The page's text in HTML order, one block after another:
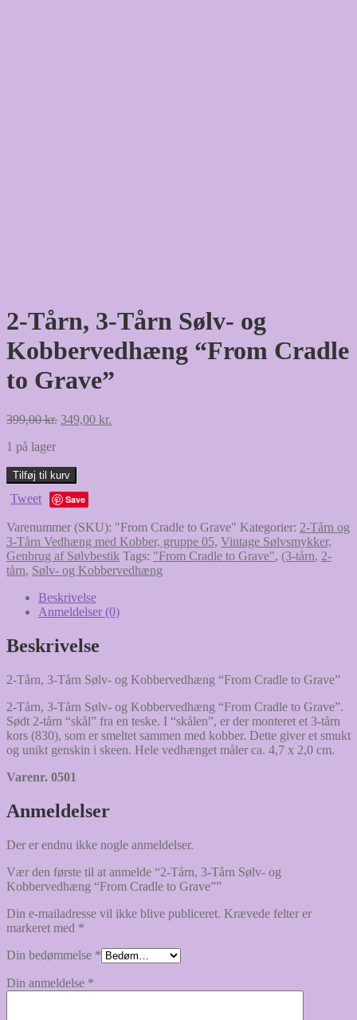
2-Tårn, 3-Tårn Sølv- og
Kobbervedhæng “From Cradle
to Grave”
399,00kr. Den
399,00 kr..
349,00 kr.
1 på lager
2-
Tårn,
3-
Sølv-
og
Kobbervedhæng
"From
Grave"
Tilføj til kurv
Tweet Save
Varenummer (SKU): "From Cradle to Grave" Kategorier: 2-Tårn og
3-Tårn Vedhæng med Kobber, gruppe 05, Vintage Sølvsmykker,
Genbrug af Sølvbestik Tags: "From Cradle to Grave", (3-tårn, 2-
tårn, Sølv- og Kobbervedhæng
Beskrivelse
Anmeldelser (0)
Beskrivelse
2-Tårn, 3-Tårn Sølv- og Kobbervedhæng “From Cradle to Grave”
2-Tårn, 3-Tårn Sølv- og Kobbervedhæng “From Cradle to Grave”.
Sødt 2-tårn “skål” fra en teske. I “skålen”, er der monteret et 3-tårn
kors (830), som er smeltet sammen med kobber. Dette giver et smukt
og unikt genskin i skeen. Hele vedhænget måler ca. 4,7 x 2,0 cm.
Varenr. 0501
Anmeldelser
Der er endnu ikke nogle anmeldelser.
Vær den første til at anmelde “2-Tårn, 3-Tårn Sølv- og
Kobbervedhæng “From Cradle to Grave””
Din e-mailadresse vil ikke blive publiceret. Krævede felter er
markeret med *
Din bedømmelse *
Din anmeldelse *